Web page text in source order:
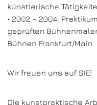
künstlerische
• 2002 – 2004:
geprüften
Bühnen Frankfurt/Main
Wir freuen uns auf SIE!
Die kunstpraktische